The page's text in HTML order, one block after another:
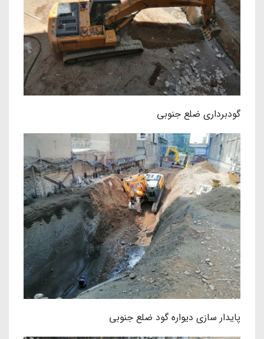
گودبرداری ضلع جنوبی
پایدار سازی دیواره گود ضلع جنوبی